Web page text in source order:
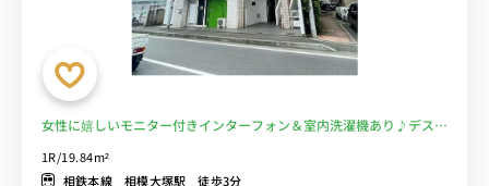
女性に嬉しいモニター付きインターフォン＆室内洗濯機あり♪デス
名駅や大和駅・横浜駅へ乗換なし■選べるWi-Fi格安レンタル中！
1R/19.84m²
相鉄本線 相模大塚駅 徒歩3分